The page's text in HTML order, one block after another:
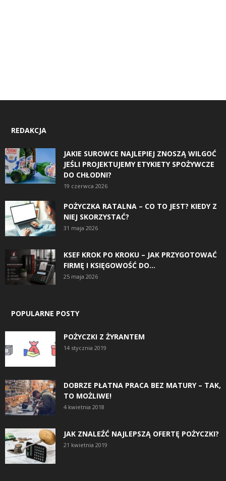
REDAKCJA
JAKIE SUROWCE NAJLEPIEJ ZNOSZĄ WILGOĆ
JEŚLI PROJEKTUJEMY ETYKIETY SPOŻYWCZE
DO CHŁODNI?
19 czerwca 2026
POŻYCZKA RATALNA – CO TO JEST? KIEDY Z
NIEJ SKORZYSTAĆ?
31 maja 2026
KSEF KROK PO KROKU – JAK PRZYGOTOWAĆ
FIRMĘ I KSIĘGOWOŚĆ DO...
25 maja 2026
POPULARNE POSTY
POŻYCZKI Z ŻYRANTEM
14 stycznia 2019
DOBRZE PŁATNA PRACA BEZ MATURY – TAK,
TO MOŻLIWE!
4 kwietnia 2018
JAK ZNALEŹĆ NAJLEPSZĄ OFERTĘ POŻYCZKI?
21 kwietnia 2019